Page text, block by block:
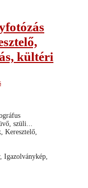
kültéri
szüli...
Keresztelő,